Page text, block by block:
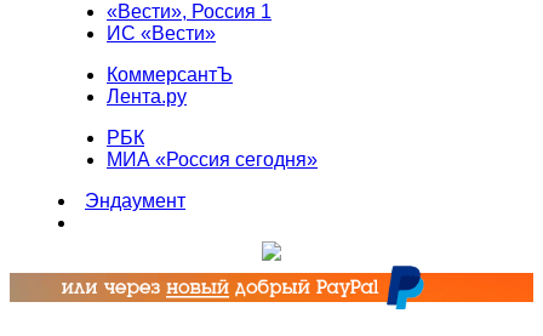
«Вести», Россия 1
ИС «Вести»
КоммерсантЪ
Лента.ру
РБК
МИА «Россия сегодня»
Эндаумент